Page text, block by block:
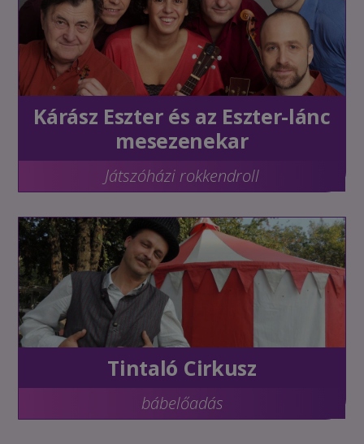
Kárász Eszter és az Eszter-lánc
mesezenekar
Játszóházi rokkendroll
Tintaló Cirkusz
bábelőadás